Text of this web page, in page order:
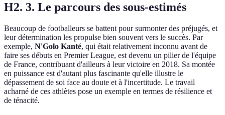
H2. 3. Le parcours des sous-estimés
Beaucoup de footballeurs se battent pour surmonter des préjugés, et
leur détermination les propulse bien souvent vers le succès. Par
exemple, N'Golo Kanté, qui était relativement inconnu avant de
faire ses débuts en Premier League, est devenu un pilier de l'équipe
de France, contribuant d'ailleurs à leur victoire en 2018. Sa montée
en puissance est d'autant plus fascinante qu'elle illustre le
dépassement de soi face au doute et à l'incertitude. Le travail
acharné de ces athlètes pose un exemple en termes de résilience et
de ténacité.